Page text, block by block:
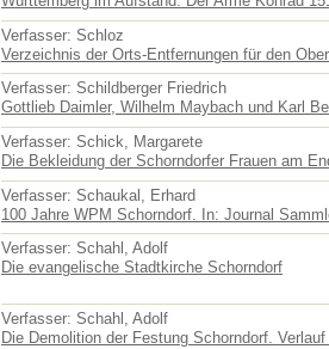
Verfasser: Schloz
Verzeichnis der Orts-Entfernungen für den
Verfasser: Schildberger Friedrich
Gottlieb Daimler, Wilhelm Maybach und Karl
Verfasser: Schick, Margarete
Die Bekleidung der Schorndorfer Frauen am
Verfasser: Schaukal, Erhard
100 Jahre WPM Schorndorf. In: Journal
Verfasser: Schahl, Adolf
Die evangelische Stadtkirche Schorndorf
Verfasser: Schahl, Adolf
Die Demolition der Festung Schorndorf.